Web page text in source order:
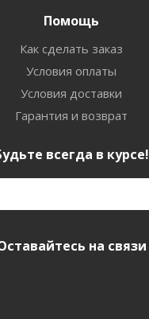
Помощь
Как сделать заказ
Условия оплаты
Условия доставки
Гарантия и возврат
всегда в курсе!
на связи